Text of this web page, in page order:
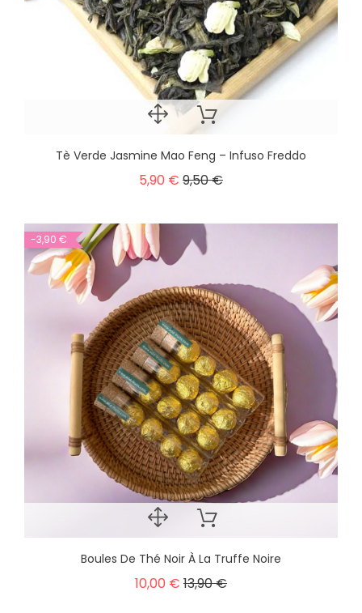
Tè Verde Jasmine Mao Feng – Infuso Freddo
5,90 € 9,50 €
Boules De Thé Noir À La Truffe Noire
10,00 € 13,90 €
-3,90 €